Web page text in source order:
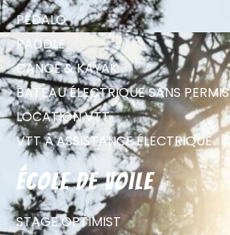
PÉDALO
PADDLE
CANOË & KAYAK
BATEAU ÉLECTRIQUE SANS PERMIS
LOCATION VTT
VTT À ASSISTANCE ÉLECTRIQUE
école de voile
STAGE OPTIMIST